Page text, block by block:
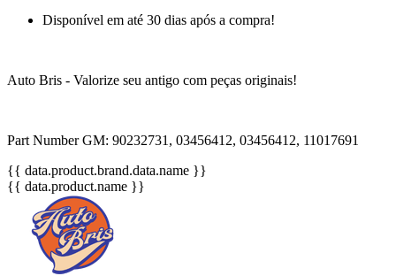
Disponível em até 30 dias após a compra!
Auto Bris - Valorize seu antigo com peças originais!
Part Number GM: 90232731, 03456412, 03456412, 11017691
{{ data.product.brand.data.name }}
{{ data.product.name }}